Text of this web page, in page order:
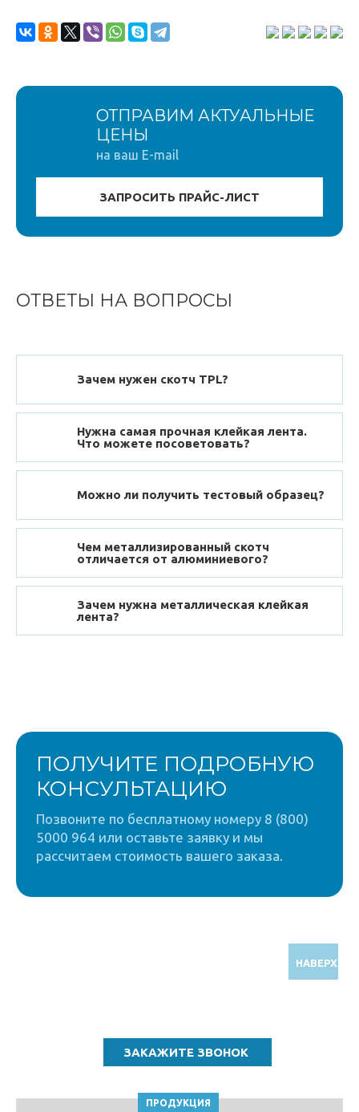
ОТПРАВИМ АКТУАЛЬНЫЕ
ЦЕНЫ
на ваш E-mail
ОТВЕТЫ НА ВОПРОСЫ
Зачем нужен скотч TPL?
Нужна самая прочная клейкая лента.
Что можете посоветовать?
Можно ли получить тестовый образец?
Чем металлизированный скотч
отличается от алюминиевого?
Зачем нужна металлическая клейкая
лента?
ПОЛУЧИТЕ ПОДРОБНУЮ
КОНСУЛЬТАЦИЮ
Позвоните по бесплатному номеру 8 (800)
5000 964 или оставьте заявку и мы
рассчитаем стоимость вашего заказа.
НАВЕРХ
ПРОДУКЦИЯ